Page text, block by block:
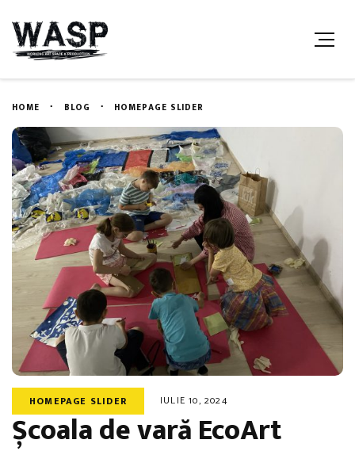
HOME BLOG HOMEPAGE SLIDER
HOMEPAGE SLIDER IULIE 10, 2024
Școala de vară EcoArt